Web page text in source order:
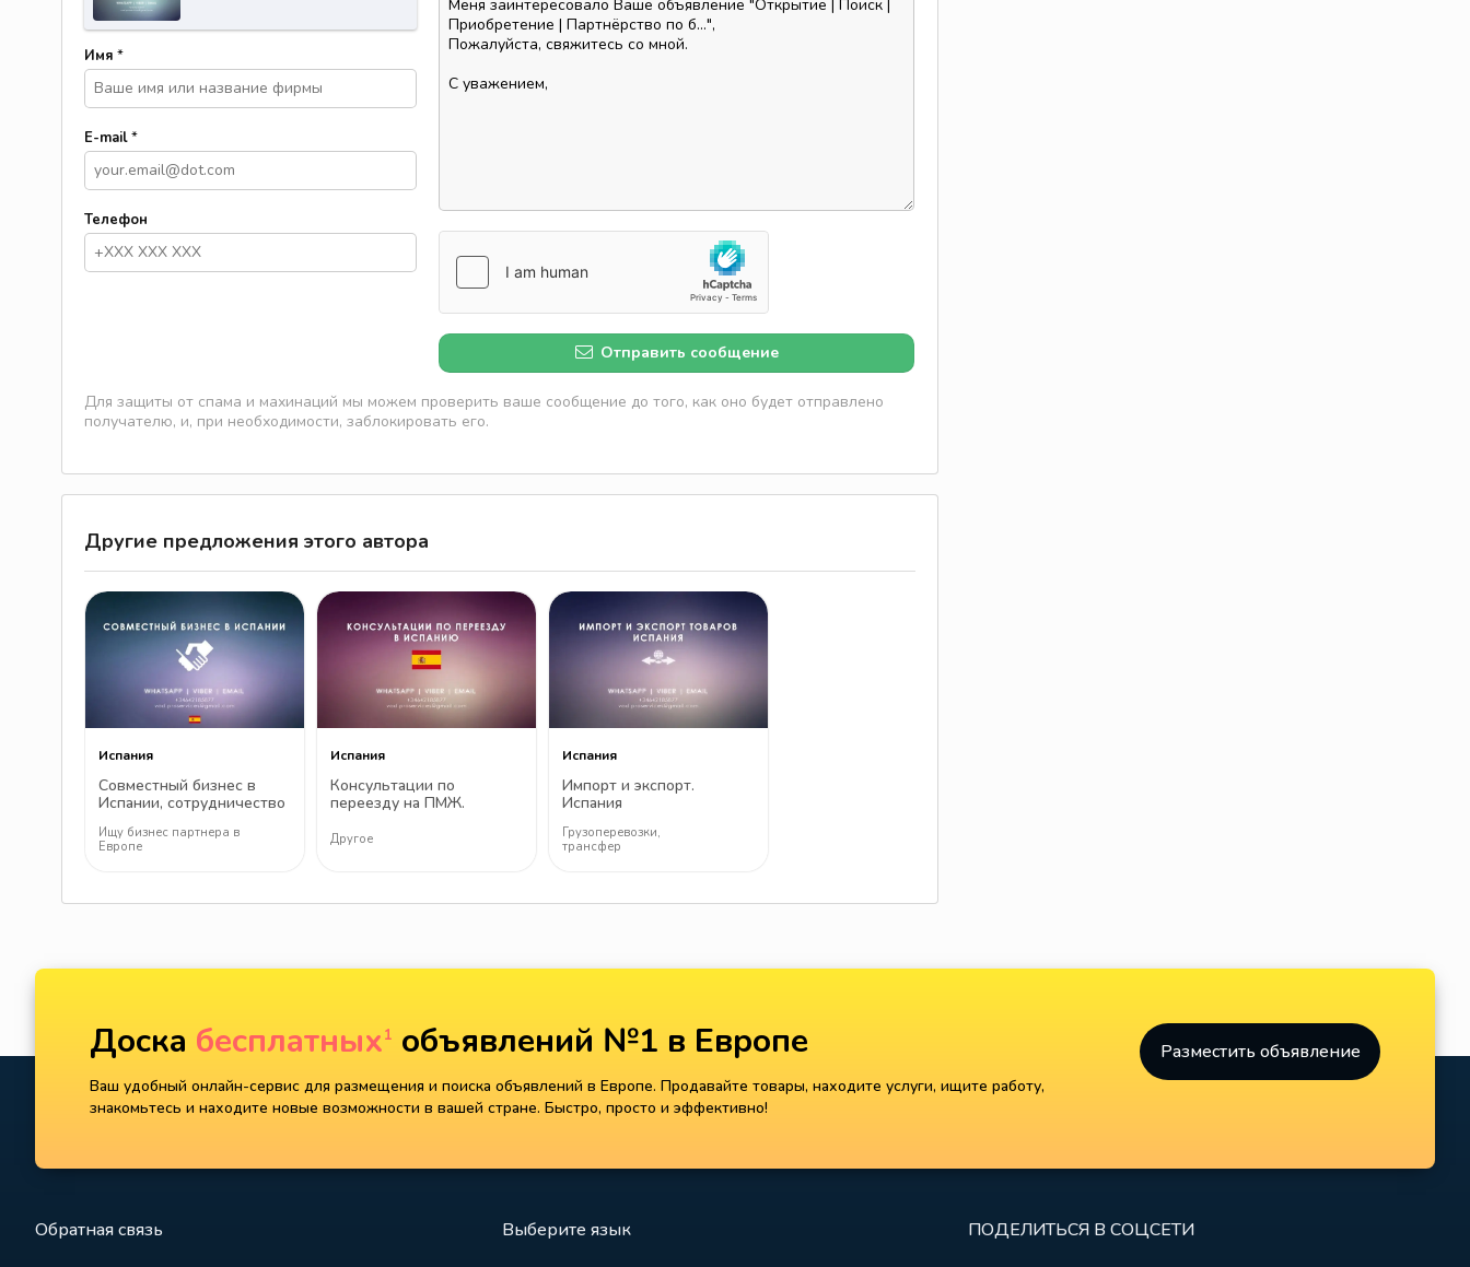
Имя *
E-mail*
Телефон
Отправить сообщение
Для защиты от спама и махинаций мы можем проверить ваше сообщение до того, как оно будет отправлено
получателю, и, при необходимости, заблокировать его.
Другие предложения этого автора
Испания
Совместный бизнес в
Испании, сотрудничество
условиях
Ищу бизнес партнера в
Европе
Испания
Консультации по
переезду на ПМЖ.
Другое
Испания
Импорт и экспорт.
Испания
Грузоперевозки,
трансфер
Доска бесплатных1 объявлений №1 в Европе
Ваш удобный онлайн-сервис для размещения и поиска объявлений в Европе. Продавайте товары, находите услуги, ищите работу,
знакомьтесь и находите новые возможности в вашей стране. Быстро, просто и эффективно!
Разместить объявление
Обратная связь Выберите язык ПОДЕЛИТЬСЯ В СОЦСЕТИ